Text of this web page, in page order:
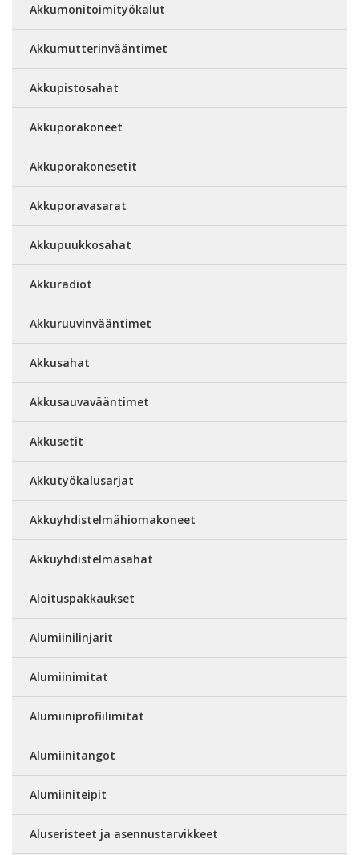
Akkumonitoimityökalut
Akkumutterinvääntimet
Akkupistosahat
Akkuporakoneet
Akkuporakonesetit
Akkuporavasarat
Akkupuukkosahat
Akkuradiot
Akkuruuvinvääntimet
Akkusahat
Akkusauvavääntimet
Akkusetit
Akkutyökalusarjat
Akkuyhdistelmähiomakoneet
Akkuyhdistelmäsahat
Aloituspakkaukset
Alumiinilinjarit
Alumiinimitat
Alumiiniprofiilimitat
Alumiinitangot
Alumiiniteipit
Aluseristeet ja asennustarvikkeet